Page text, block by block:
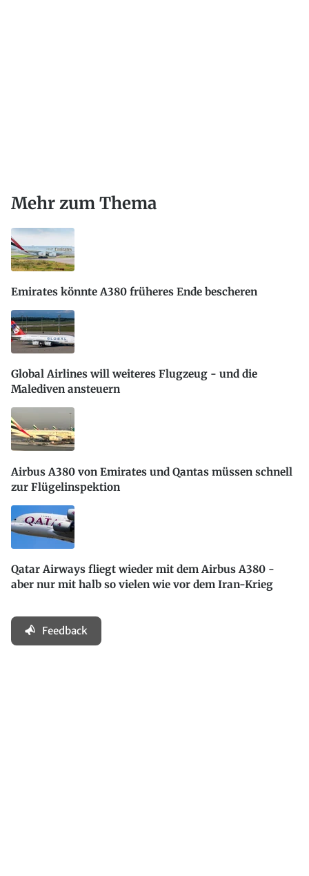
Mehr zum Thema
Emirates könnte A380 früheres Ende bescheren
Global Airlines will weiteres Flugzeug - und die
Malediven ansteuern
Airbus A380 von Emirates und Qantas müssen schnell
zur Flügelinspektion
Qatar Airways fliegt wieder mit dem Airbus A380 -
aber nur mit halb so vielen wie vor dem Iran-Krieg
Feedback